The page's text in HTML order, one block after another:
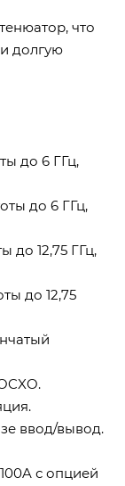
что
долгую
до 6 ГГц,
до 6 ГГц,
до 12,75 ГГц,
до 12,75
ввод/вывод.
с опцией